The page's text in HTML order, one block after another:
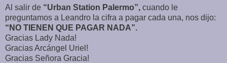
Al salir de “Urban Station Palermo”, cuando le
preguntamos a Leandro la cifra a pagar cada una, nos dijo:
“NO TIENEN QUE PAGAR NADA”.
Gracias Lady Nada!
Gracias Arcángel Uriel!
Gracias Señora Gracia!